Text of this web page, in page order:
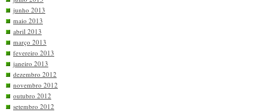
junho 2013
maio 2013
abril 2013
março 2013
fevereiro 2013
janeiro 2013
dezembro 2012
novembro 2012
outubro 2012
setembro 2012